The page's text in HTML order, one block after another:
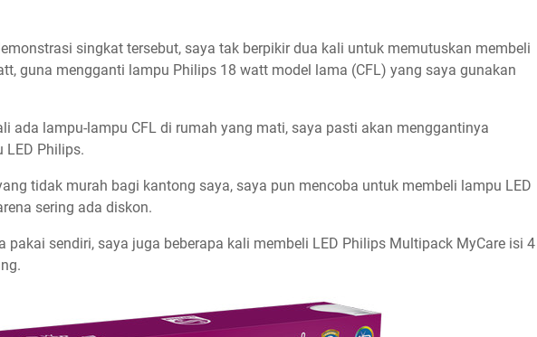
singkat tersebut, saya tak berpikir dua kali untuk memutuskan membeli
guna mengganti lampu Philips 18 watt model lama (CFL) yang saya gunakan
ada lampu-lampu CFL di rumah yang mati, saya pasti akan menggantinya
LED Philips.
tidak murah bagi kantong saya, saya pun mencoba untuk membeli lampu LED
sering ada diskon.
pakai sendiri, saya juga beberapa kali membeli LED Philips Multipack MyCare isi 4